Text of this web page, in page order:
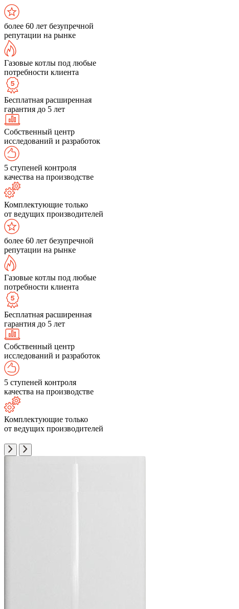
более 60 лет безупречной
репутации на рынке
Газовые котлы под любые
потребности клиента
Бесплатная расширенная
гарантия до 5 лет
Собственный центр
исследований и разработок
5 ступеней контроля
качества на производстве
Комплектующие только
от ведущих производителей
более 60 лет безупречной
репутации на рынке
Газовые котлы под любые
потребности клиента
Бесплатная расширенная
гарантия до 5 лет
Собственный центр
исследований и разработок
5 ступеней контроля
качества на производстве
Комплектующие только
от ведущих производителей